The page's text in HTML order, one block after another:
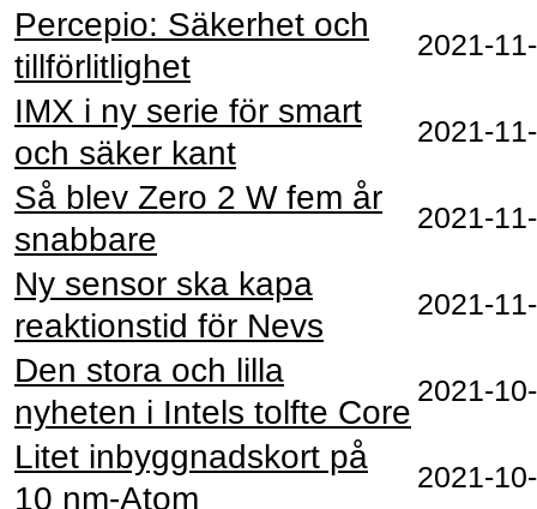
Percepio: Säkerhet och
tillförlitlighet
IMX i ny serie för smart
och säker kant
Så blev Zero 2 W fem år
snabbare
Ny sensor ska kapa
reaktionstid för Nevs
Den stora och lilla
nyheten i Intels tolfte Core
Litet inbyggnadskort på
10 nm-Atom